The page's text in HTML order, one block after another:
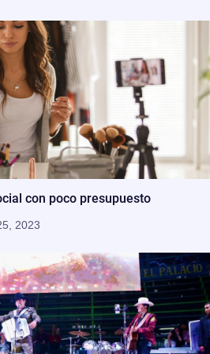
con poco presupuesto
2023